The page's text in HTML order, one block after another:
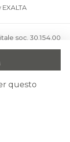
questo
EXALTA
soc. 30.154,00
loc. Anselmo